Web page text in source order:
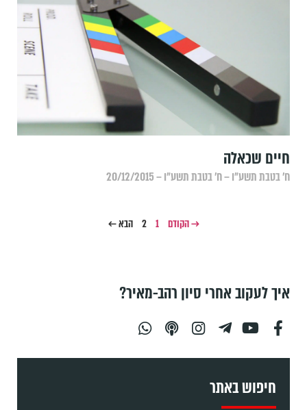
חיים שכאלה
ח׳ בטבת תשע״ו – ח׳ בטבת תשע״ו – 20/12/2015
→ הקודם 1
2 הבא ←
איך לעקוב אחרי סיון רהב-מאיר?
חיפוש באתר